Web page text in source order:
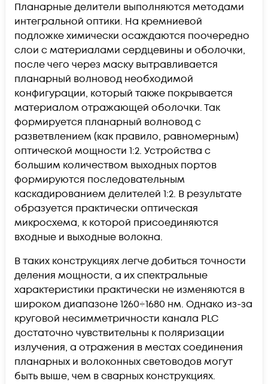
Планарные делители выполняются методами
интегральной оптики. На кремниевой
подложке химически осаждаются поочередно
слои с материалами сердцевины и оболочки,
после чего через маску вытравливается
планарный волновод необходимой
конфигурации, который также покрывается
материалом отражающей оболочки. Так
формируется планарный волновод с
разветвлением (как правило, равномерным)
оптической мощности 1:2. Устройства с
большим количеством выходных портов
формируются последовательным
каскадированием делителей 1:2. В результате
образуется практически оптическая
микросхема, к которой присоединяются
входные и выходные волокна.
В таких конструкциях легче добиться точности
деления мощности, а их спектральные
характеристики практически не изменяются в
широком диапазоне 1260÷1680 нм. Однако из-за
круговой несимметричности канала PLC
достаточно чувствительны к поляризации
излучения, а отражения в местах соединения
планарных и волоконных световодов могут
быть выше, чем в сварных конструкциях.